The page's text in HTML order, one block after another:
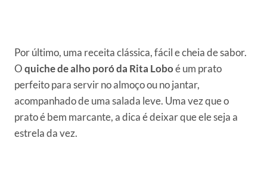
Por último, uma receita clássica, fácil e cheia de sabor.
Oquiche de alho poró da Rita Loboé um prato
perfeito para servir no almoço ou no jantar,
acompanhado de uma salada leve. Uma vez que o
prato é bem marcante, a dica é deixar que ele seja a
estrela da vez.